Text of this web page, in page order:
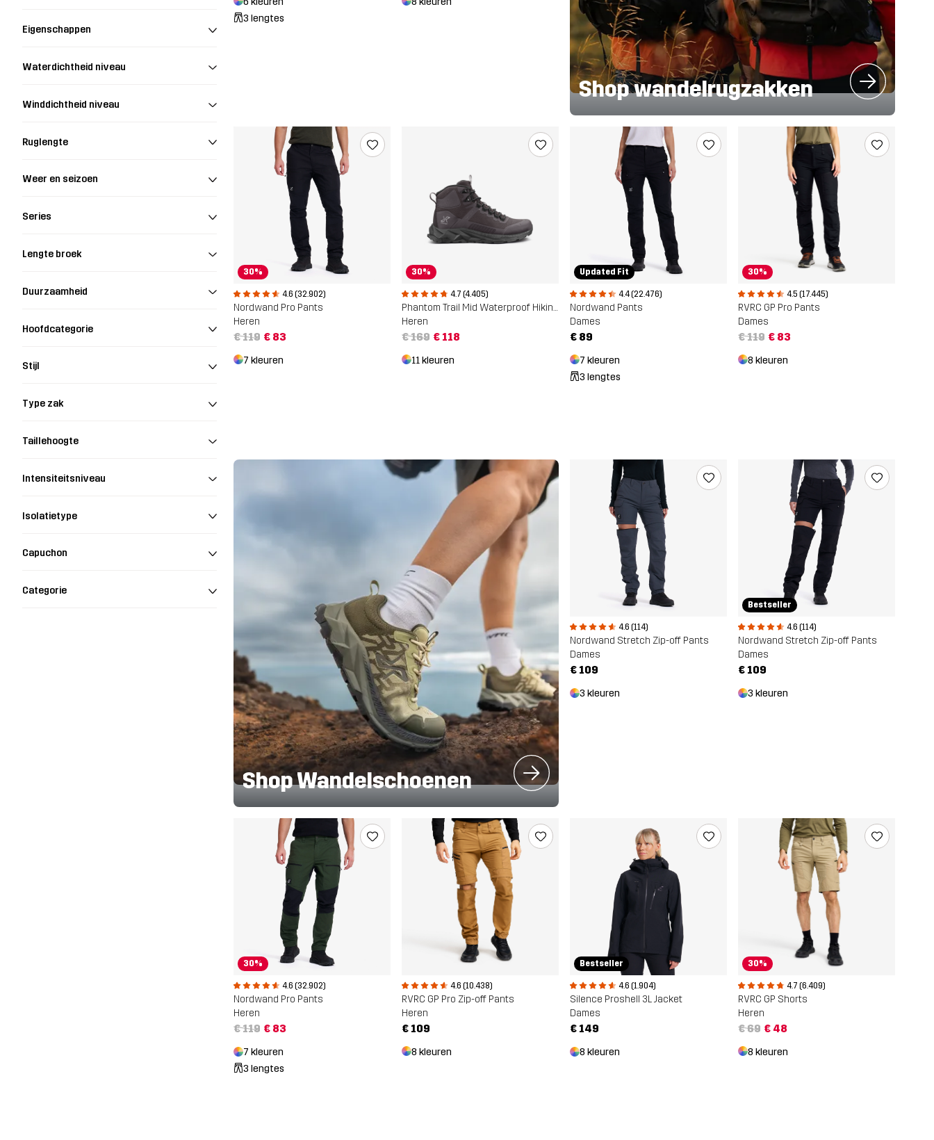
Eigenschappen
Waterdichtheid niveau
Winddichtheid niveau
Ruglengte
Weer en seizoen
Series
Lengte broek
Duurzaamheid
Hoofdcategorie
Stijl
Type zak
Taillehoogte
Intensiteitsniveau
Isolatietype
Capuchon
Categorie
3 lengtes
Shop wandelrugzakken
30%
4.6 (32.902)
Nordwand Pro Pants
Heren
€ 119 € 83
7 kleuren
30%
4.7 (4.405)
Phantom Trail Mid Waterproof Hiking Boots
Heren
€ 169 € 118
11 kleuren
Updated Fit
4.4 (22.476)
Nordwand Pants
Dames
€ 89
7 kleuren
3 lengtes
30%
4.5 (17.445)
RVRC GP Pro Pants
Dames
€ 119 € 83
8 kleuren
Shop Wandelschoenen
4.6 (114)
Nordwand Stretch Zip-off Pants
Dames
€ 109
3 kleuren
Bestseller
4.6 (114)
Nordwand Stretch Zip-off Pants
Dames
€ 109
3 kleuren
30%
4.6 (32.902)
Nordwand Pro Pants
Heren
€ 119 € 83
7 kleuren
3 lengtes
4.6 (10.438)
RVRC GP Pro Zip-off Pants
Heren
€ 109
8 kleuren
Bestseller
4.6 (1.904)
Silence Proshell 3L Jacket
Dames
€ 149
8 kleuren
30%
4.7 (6.409)
RVRC GP Shorts
Heren
€ 69 € 48
8 kleuren